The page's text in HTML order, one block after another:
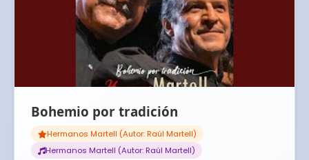
Bohemio por tradición
Hermanos Martell (Autor: Raúl Martell)
Hermanos Martell (Autor: Raúl Martell)